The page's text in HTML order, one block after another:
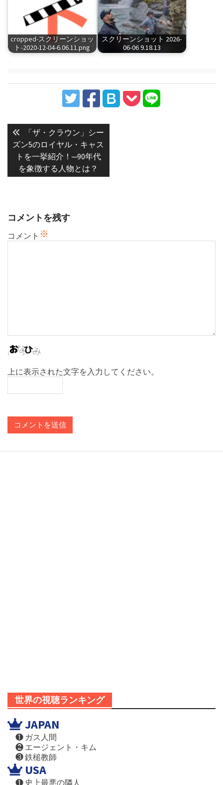
cropped-スクリーンショッ
ト-2020-12-04-6.06.11.png
スクリーンショット 2026-
06-06 9.18.13
稿
ナ
ン
Previous
post:
「ザ・クラウン」シー
ズン5のロイヤル・キャス
トを一挙紹介！─90年代
を象徴する人物とは？
コメントを残す
コメント ※
上に表示された文字を入力してください。
世界の視聴ランキング
JAPAN
❶ ガス人間
❷ エージェント・キム
❸ 鉄槌教師
USA
❶ 史上最悪の隣人